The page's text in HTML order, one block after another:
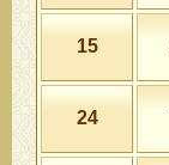
15
24